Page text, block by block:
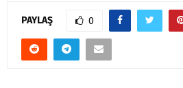
PAYLAŞ 0